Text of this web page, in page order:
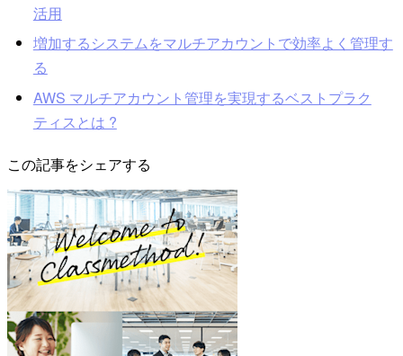
活用
増加するシステムをマルチアカウントで効率よく管理す
る
AWS マルチアカウント管理を実現するベストプラク
ティスとは ?
この記事をシェアする